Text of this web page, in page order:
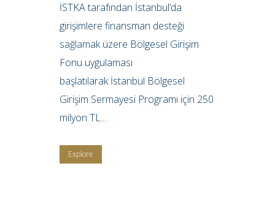
İSTKA tarafından İstanbul’da
girişimlere finansman desteği
sağlamak üzere Bölgesel Girişim
Fonu uygulaması
başlatılarak İstanbul Bölgesel
Girişim Sermayesi Programı için 250
milyon TL...
Explore